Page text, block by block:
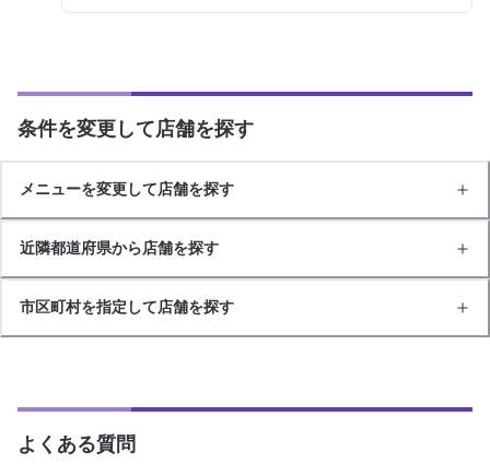
条件を変更して店舗を探す
メニューを変更して店舗を探す
近隣都道府県から店舗を探す
市区町村を指定して店舗を探す
よくある質問